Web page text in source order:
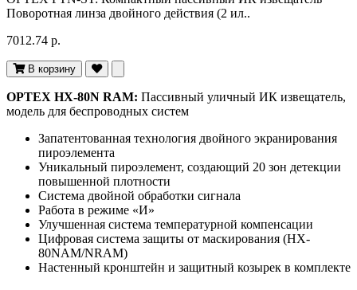
Поворотная линза двойного действия (2 ил..
7012.74 р.
В корзину
OPTEX HX-80N RAM: Пассивный уличный ИК извещатель,
модель для беспроводных систем
Запатентованная технология двойного экранирования
пироэлемента
Уникальный пироэлемент, создающий 20 зон детекции
повышенной плотности
Система двойной обработки сигнала
Работа в режиме «И»
Улучшенная система температурной компенсации
Цифровая система защиты от маскирования (HX-
80NAM/NRAM)
Настенный кронштейн и защитный козырек в комплекте